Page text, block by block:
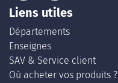
Liens utiles
Départements
Enseignes
SAV & Service client
Où acheter vos produits ?